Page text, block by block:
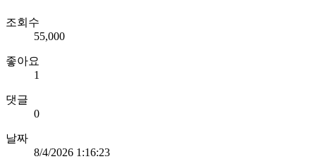
조회수
55,000
좋아요
1
댓글
0
날짜
8/4/2026 1:16:23